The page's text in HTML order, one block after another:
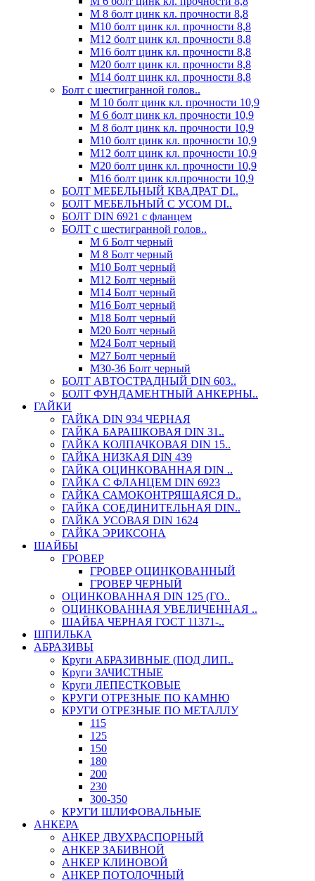
М 8 болт цинк кл. прочности 8,8
М10 болт цинк кл. прочности 8,8
М12 болт цинк кл. прочности 8,8
М16 болт цинк кл. прочности 8,8
М20 болт цинк кл. прочности 8,8
М14 болт цинк кл. прочности 8,8
Болт с шестигранной голов..
М 10 болт цинк кл. прочности 10,9
М 6 болт цинк кл. прочности 10,9
М 8 болт цинк кл. прочности 10,9
М10 болт цинк кл. прочности 10,9
М12 болт цинк кл. прочности 10,9
М20 болт цинк кл. прочности 10,9
М16 болт цинк кл.прочности 10,9
БОЛТ МЕБЕЛЬНЫЙ КВАДРАТ DI..
БОЛТ МЕБЕЛЬНЫЙ С УСОМ DI..
БОЛТ DIN 6921 c фланцем
БОЛТ с шестигранной голов..
М 6 Болт черный
М 8 Болт черный
М10 Болт черный
М12 Болт черный
М14 Болт черный
М16 Болт черный
М18 Болт черный
М20 Болт черный
М24 Болт черный
М27 Болт черный
М30-36 Болт черный
БОЛТ АВТОСТРАДНЫЙ DIN 603..
БОЛТ ФУНДАМЕНТНЫЙ АНКЕРНЫ..
ГАЙКИ
ГАЙКА DIN 934 ЧЕРНАЯ
ГАЙКА БАРАШКОВАЯ DIN 31..
ГАЙКА КОЛПАЧКОВАЯ DIN 15..
ГАЙКА НИЗКАЯ DIN 439
ГАЙКА ОЦИНКОВАННАЯ DIN ..
ГАЙКА С ФЛАНЦЕМ DIN 6923
ГАЙКА САМОКОНТРЯЩАЯСЯ D..
ГАЙКА СОЕДИНИТЕЛЬНАЯ DIN..
ГАЙКА УСОВАЯ DIN 1624
ГАЙКА ЭРИКСОНА
ШАЙБЫ
ГРОВЕР
ГРОВЕР ОЦИНКОВАННЫЙ
ГРОВЕР ЧЕРНЫЙ
ОЦИНКОВАННАЯ DIN 125 (ГО..
ОЦИНКОВАННАЯ УВЕЛИЧЕННАЯ ..
ШАЙБА ЧЕРНАЯ ГОСТ 11371-..
ШПИЛЬКА
АБРАЗИВЫ
Круги АБРАЗИВНЫЕ (ПОД ЛИП..
Круги ЗАЧИСТНЫЕ
Круги ЛЕПЕСТКОВЫЕ
КРУГИ ОТРЕЗНЫЕ ПО КАМНЮ
КРУГИ ОТРЕЗНЫЕ ПО МЕТАЛЛУ
115
125
150
180
200
230
300-350
КРУГИ ШЛИФОВАЛЬНЫЕ
АНКЕРА
АНКЕР ДВУХРАСПОРНЫЙ
АНКЕР ЗАБИВНОЙ
АНКЕР КЛИНОВОЙ
АНКЕР ПОТОЛОЧНЫЙ